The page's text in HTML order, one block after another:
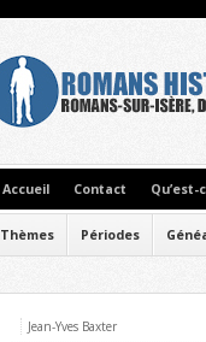
Accueil Contact
Thèmes Périodes
Jean-Yves Baxter